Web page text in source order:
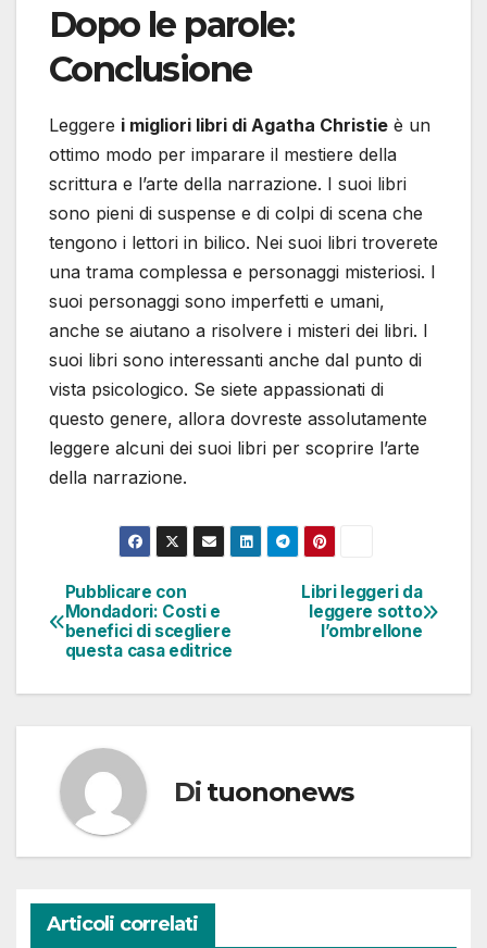
Dopo le parole:
Conclusione
Leggere i migliori libri di Agatha Christie è un
ottimo modo per imparare il mestiere della
scrittura e l’arte della narrazione. I suoi libri
sono pieni di suspense e di colpi di scena che
tengono i lettori in bilico. Nei suoi libri troverete
una trama complessa e personaggi misteriosi. I
suoi personaggi sono imperfetti e umani,
anche se aiutano a risolvere i misteri dei libri. I
suoi libri sono interessanti anche dal punto di
vista psicologico. Se siete appassionati di
questo genere, allora dovreste assolutamente
leggere alcuni dei suoi libri per scoprire l’arte
della narrazione.
Navigazione
articoli
Libri leggeri da
leggere sotto
l’ombrellone
Pubblicare con
Mondadori: Costi e
benefici di scegliere
questa casa editrice
Di tuononews
Articoli correlati